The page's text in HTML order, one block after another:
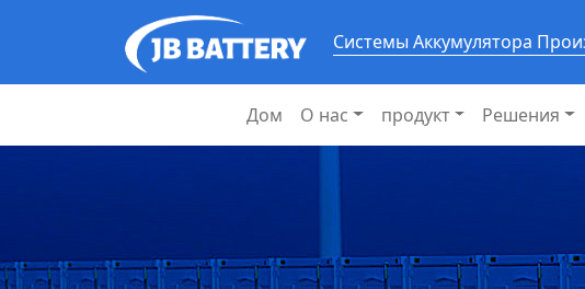
Системы Аккумулятора
Дом О нас продукт Решения